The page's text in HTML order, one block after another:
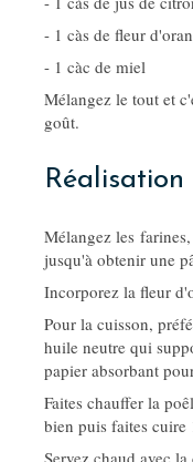
- 1 càs de fleur
- 1 càc de miel
Mélangez le tout et
goût.
Réalisation
Mélangez les
jusqu'à obtenir une
Incorporez la fleur
Pour la cuisson,
huile neutre qui
papier absorbant
Faites chauffer la
bien puis faites cuire